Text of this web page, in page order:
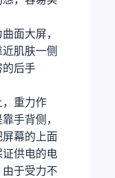
面大屏，
肌肤一侧
的后手
，重力作
手背侧，
幕的上面
供电的电
于受力不